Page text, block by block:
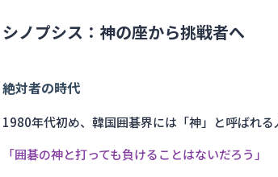
シノプシス：神の座から挑戦者へ
絶対者の時代
1980年代初め、韓国囲碁界には「神」と呼ばれる
「囲碁の神と打っても負けることはないだろう」